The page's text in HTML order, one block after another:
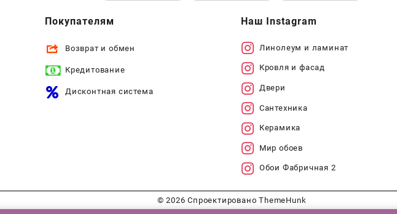
Покупателям
Возврат и обмен
Кредитование
Дисконтная система
Наш Instagram
Линолеум и ламинат
Кровля и фасад
Двери
Сантехника
Керамика
Мир обоев
Обои Фабричная 2
© 2026Спроектировано ThemeHunk